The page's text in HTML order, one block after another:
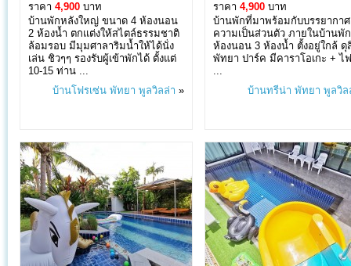
ราคา 4,900 บาท
บ้านพักหลังใหญ่ ขนาด 4 ห้องนอน
2 ห้องน้ำ ตกแต่งให้สไตล์ธรรมชาติ
ล้อมรอบ มีมุมศาลาริมน้ำให้ได้นั่ง
เล่น ชิวๆๆ รองรับผู้เข้าพักได้ ตั้งแต่
10-15 ท่าน ...
บ้านโฟรเซ่น พัทยา พูลวิลล่า »
ราคา 4,900 บาท
บ้านพักที่มาพร้อมกับบรรยากาศ
ความเป็นส่วนตัว ภายในบ้านพั
ห้องนอน 3 ห้องน้ำ ตั้งอยู่ใกล้ ดุ
พัทยา ปาร์ค มีคาราโอเกะ + ไ
...
บ้านทรีน่า พัทยา พูลวิล